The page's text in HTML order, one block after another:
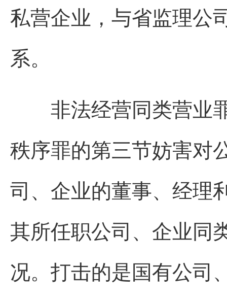
私营企业，与省监理公
系。
非法经营同类营业罪
秩序罪的第三节妨害对
司、企业的董事、经理
其所任职公司、企业同
况。打击的是国有公司